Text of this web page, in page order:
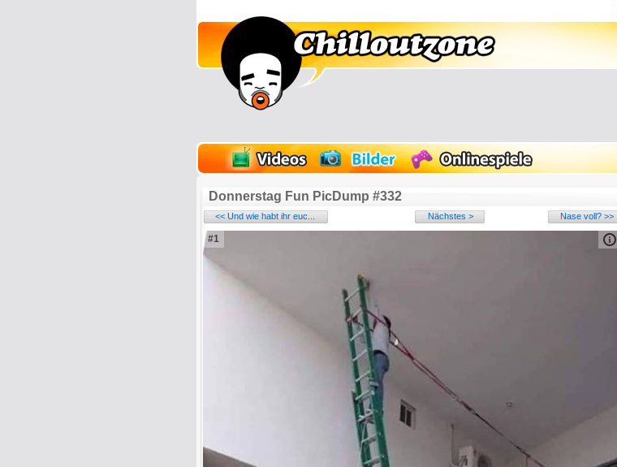
Donnerstag Fun PicDump #332
<< Und wie habt ihr euc... Nächstes > Nase voll? >>
#1